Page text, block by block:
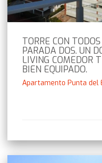
TORRE CON
PARADA DOS. UN
LIVING COMEDOR
BIEN EQUIPADO.
Apartamento Punta del